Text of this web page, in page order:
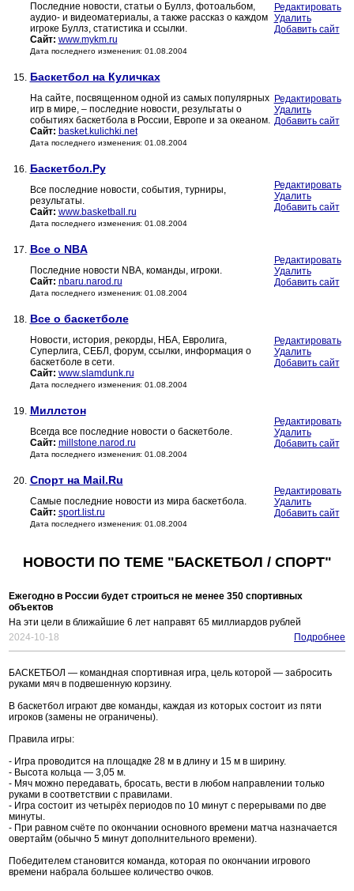
Последние новости, статьи о Буллз, фотоальбом,
аудио- и видеоматериалы, а также рассказ о каждом
игроке Буллз, статистика и ссылки.
Сайт: www.mykm.ru
Дата последнего изменения: 01.08.2004
Редактировать
Удалить
Добавить сайт
15. Баскетбол на Куличках
На сайте, посвященном одной из самых популярных
игр в мире, – последние новости, результаты о
событиях баскетбола в России, Европе и за океаном.
Сайт: basket.kulichki.net
Дата последнего изменения: 01.08.2004
Редактировать
Удалить
Добавить сайт
16. Баскетбол.Ру
Все последние новости, события, турниры,
результаты.
Сайт: www.basketball.ru
Дата последнего изменения: 01.08.2004
Редактировать
Удалить
Добавить сайт
17. Все о NBA
Последние новости NBA, команды, игроки.
Сайт: nbaru.narod.ru
Дата последнего изменения: 01.08.2004
Редактировать
Удалить
Добавить сайт
18. Все о баскетболе
Новости, история, рекорды, НБА, Евролига,
Суперлига, СЕБЛ, форум, ссылки, информация о
баскетболе в сети.
Сайт: www.slamdunk.ru
Дата последнего изменения: 01.08.2004
Редактировать
Удалить
Добавить сайт
19. Миллстон
Всегда все последние новости о баскетболе.
Сайт: millstone.narod.ru
Дата последнего изменения: 01.08.2004
Редактировать
Удалить
Добавить сайт
20. Спорт на Mail.Ru
Самые последние новости из мира баскетбола.
Сайт: sport.list.ru
Дата последнего изменения: 01.08.2004
Редактировать
Удалить
Добавить сайт
НОВОСТИ ПО ТЕМЕ "БАСКЕТБОЛ / СПОРТ"
Ежегодно в России будет строиться не менее 350 спортивных
объектов
На эти цели в ближайшие 6 лет направят 65 миллиардов рублей
2024-10-18
Подробнее
БАСКЕТБОЛ — командная спортивная игра, цель которой — забросить
руками мяч в подвешенную корзину.
В баскетбол играют две команды, каждая из которых состоит из пяти
игроков (замены не ограничены).
Правила игры:
- Игра проводится на площадке 28 м в длину и 15 м в ширину.
- Высота кольца — 3,05 м.
- Мяч можно передавать, бросать, вести в любом направлении только
руками в соответствии с правилами.
- Игра состоит из четырёх периодов по 10 минут с перерывами по две
минуты.
- При равном счёте по окончании основного времени матча назначается
овертайм (обычно 5 минут дополнительного времени).
Победителем становится команда, которая по окончании игрового
времени набрала большее количество очков.